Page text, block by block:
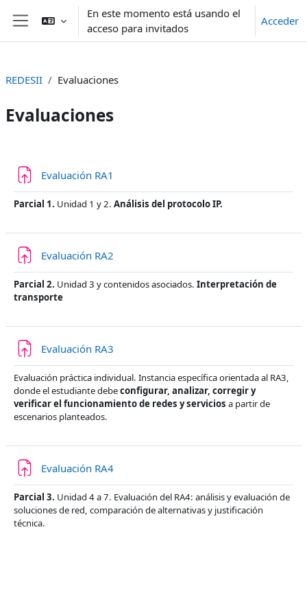
Salta al contenido principal
Panel lateral
En este momento está usando el
acceso para invitados
Acceder
REDESII Evaluaciones
Evaluaciones
Evaluación RA1
Parcial 1. Unidad 1 y 2. Análisis del protocolo IP.
Evaluación RA2
Parcial 2. Unidad 3 y contenidos asociados. Interpretación de
transporte
Evaluación RA3
Evaluación práctica individual. Instancia específica orientada al RA3,
donde el estudiante debeconfigurar, analizar, corregir y
verificar el funcionamiento de redes y servicios a partir de
escenarios planteados.
Evaluación RA4Tarea
Parcial 3. Unidad 4 a 7. Evaluación del RA4: análisis y evaluación de
soluciones de red, comparación de alternativas y justificación
técnica.